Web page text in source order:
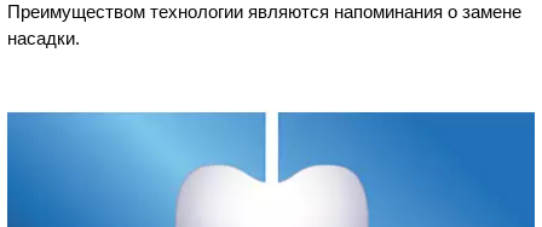
Преимуществом технологии являются напоминания о замене
насадки.